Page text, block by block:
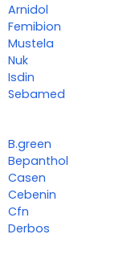
Arnidol
Femibion
Mustela
Nuk
Isdin
Sebamed
B.green
Bepanthol
Casen
Cebenin
Cfn
Derbos